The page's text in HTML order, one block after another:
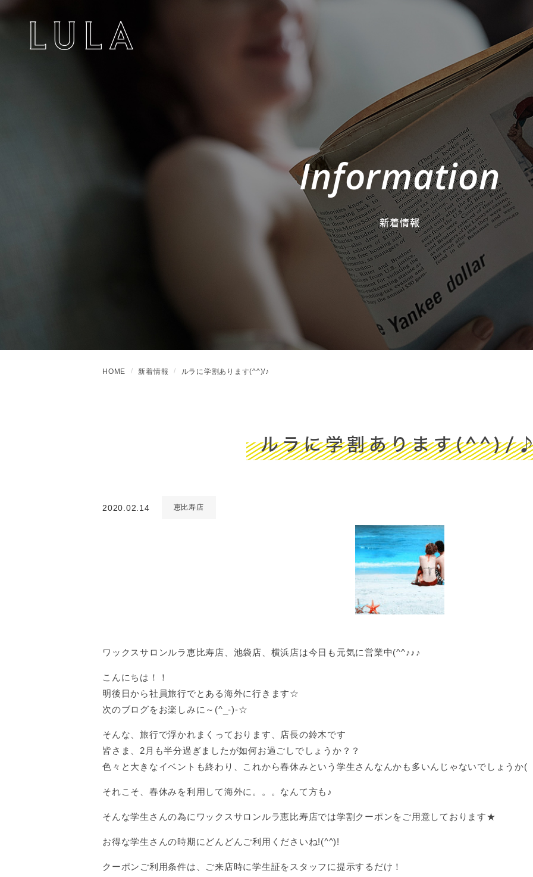
Information
新着情報
HOME 新着情報 ルラに学割あります(^^)/♪
ルラに学割あります(^^)/
2020.02.14 恵比寿店
ワックスサロンルラ恵比寿店、池袋店、横浜店は今日も元気に営業中(^^♪♪♪
こんにちは！！
明後日から社員旅行でとある海外に行きます☆
次のブログをお楽しみに～(^_-)-☆
そんな、旅行で浮かれまくっております、店長の鈴木です
皆さま、2月も半分過ぎましたが如何お過ごしでしょうか？？
色々と大きなイベントも終わり、これから春休みという学生さんなんかも多いんじゃないでしょうか(
それこそ、春休みを利用して海外に。。。なんて方も♪
そんな学生さんの為にワックスサロンルラ恵比寿店では学割クーポンをご用意しております★
お得な学生さんの時期にどんどんご利用くださいね!(^^)!
クーポンご利用条件は、ご来店時に学生証をスタッフに提示するだけ！